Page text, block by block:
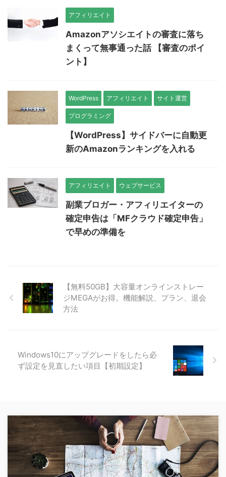
アフィリエイト
Amazonアソシエイトの審査に落ち
まくって無事通った話 【審査のポイ
ント】
WordPress アフィリエイト サイト運営
プログラミング
【WordPress】サイドバーに自動更
新のAmazonランキングを入れる
アフィリエイト ウェブサービス
副業ブロガー・アフィリエイターの
確定申告は「MFクラウド確定申告」
で早めの準備を
【無料50GB】大容量オンラインストレー
ジMEGAがお得。機能解説、プラン、退会
方法
Windows10にアップグレードをしたら必
ず設定を見直したい項目【初期設定】